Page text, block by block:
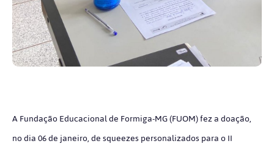
A Fundação Educacional de Formiga-MG (FUOM) fez a doação,
no dia 06 de janeiro, de squeezes personalizados para o II